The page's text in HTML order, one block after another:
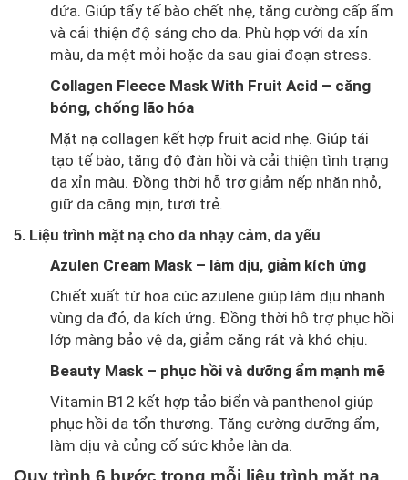
dứa. Giúp tẩy tế bào chết nhẹ, tăng cường cấp ẩm
và cải thiện độ sáng cho da. Phù hợp với da xỉn
màu, da mệt mỏi hoặc da sau giai đoạn stress.
Collagen Fleece Mask With Fruit Acid – căng
bóng, chống lão hóa
Mặt nạ collagen kết hợp fruit acid nhẹ. Giúp tái
tạo tế bào, tăng độ đàn hồi và cải thiện tình trạng
da xỉn màu. Đồng thời hỗ trợ giảm nếp nhăn nhỏ,
giữ da căng mịn, tươi trẻ.
5. Liệu trình mặt nạ cho da nhạy cảm, da yếu
Azulen Cream Mask – làm dịu, giảm kích ứng
Chiết xuất từ hoa cúc azulene giúp làm dịu nhanh
vùng da đỏ, da kích ứng. Đồng thời hỗ trợ phục hồi
lớp màng bảo vệ da, giảm căng rát và khó chịu.
Beauty Mask – phục hồi và dưỡng ẩm mạnh mẽ
Vitamin B12 kết hợp tảo biển và panthenol giúp
phục hồi da tổn thương. Tăng cường dưỡng ẩm,
làm dịu và củng cố sức khỏe làn da.
Quy trình 6 bước trong mỗi liệu trình mặt nạ